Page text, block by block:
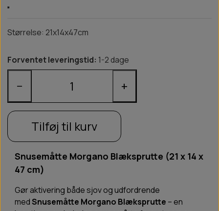
Størrelse: 21x14x47cm
Forventet leveringstid: 1-2 dage
− +
Tilføj til kurv
Snusemåtte Morgano Blæksprutte (21 x 14 x
47 cm)
Gør aktivering både sjov og udfordrende
medSnusemåtte Morgano Blæksprutte – en